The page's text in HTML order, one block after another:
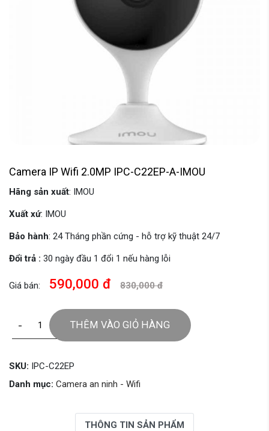
Camera IP Wifi 2.0MP IPC-C22EP-A-IMOU
Hãng sản xuất: IMOU
Xuất xứ: IMOU
Bảo hành: 24 Tháng phần cứng - hỗ trợ kỹ thuật 24/7
Đổi trả : 30 ngày đầu 1 đổi 1 nếu hàng lỗi
Giá bán: 590,000 đ 830,000 đ
- THÊM VÀO GIỎ HÀNG
SKU: IPC-C22EP
Danh mục: Camera an ninh - Wifi
THÔNG TIN SẢN PHẨM